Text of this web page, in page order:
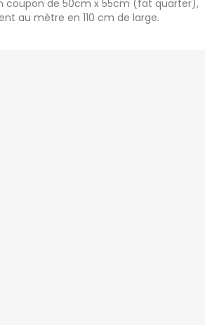
coupon de 50cm x 55cm (fat quarter),
au mètre en 110 cm de large.